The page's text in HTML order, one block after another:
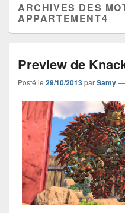
ARCHIVES DES
APPARTEMENT4
Preview de
Posté le 29/10/2013parSamy—